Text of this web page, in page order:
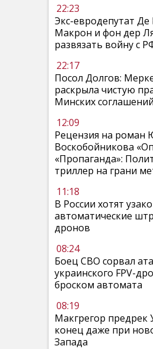
22:23
Экс-евродепутат Де
Макрон и фон дер
развязать войну с
22:17
Посол Долгов:
раскрыла чистую
Минских соглашений
12:09
Рецензия на роман
Воскобойникова
«Пропаганда»:
триллер на грани
11:18
В России хотят
автоматические
дронов
08:24
Боец СВО сорвал
украинского FPV-
броском автомата
08:19
Макгрегор предрек
конец даже при
Запада